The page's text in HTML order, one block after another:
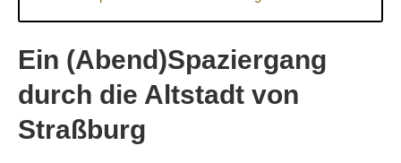
Ein (Abend)Spaziergang
durch die Altstadt von
Straßburg